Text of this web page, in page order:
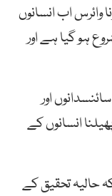
وائرس اب انسانوں
ہو گیا ہے اور
اور
انسانوں کے
حالیہ تحقیق کے